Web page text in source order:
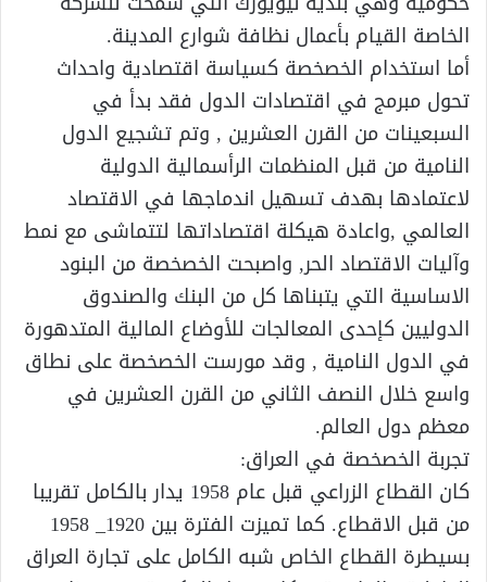
الخاصة القيام بأعمال نظافة شوارع المدينة.
أما استخدام الخصخصة كسياسة اقتصادية واحداث
تحول مبرمج في اقتصادات الدول فقد بدأ في
السبعينات من القرن العشرين , وتم تشجيع الدول
النامية من قبل المنظمات الرأسمالية الدولية
لاعتمادها بهدف تسهيل اندماجها في الاقتصاد
العالمي ,واعادة هيكلة اقتصاداتها لتتماشى مع نمط
وآليات الاقتصاد الحر, واصبحت الخصخصة من البنود
الاساسية التي يتبناها كل من البنك والصندوق
الدوليين كإحدى المعالجات للأوضاع المالية المتدهورة
في الدول النامية , وقد مورست الخصخصة على نطاق
واسع خلال النصف الثاني من القرن العشرين في
معظم دول العالم.
تجربة الخصخصة في العراق:
كان القطاع الزراعي قبل عام 1958 يدار بالكامل تقريبا
من قبل الاقطاع. كما تميزت الفترة بين 1920_ 1958
بسيطرة القطاع الخاص شبه الكامل على تجارة العراق